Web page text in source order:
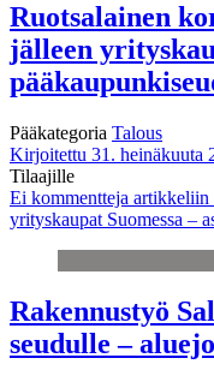
Ruotsalainen
jälleen
Pääkategoria Talous
Kirjoitettu 31. heinäkuuta
Tilaajille
Ei kommentteja artikkeliin
yrityskaupat Suomessa –
Rakennustyö
seudulle –